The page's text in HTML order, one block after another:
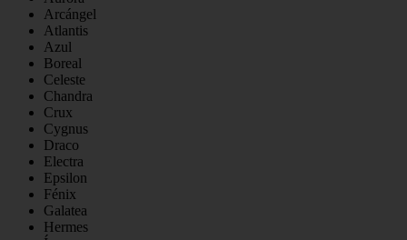
Arcángel
Atlantis
Azul
Boreal
Celeste
Chandra
Crux
Cygnus
Draco
Electra
Epsilon
Fénix
Galatea
Hermes